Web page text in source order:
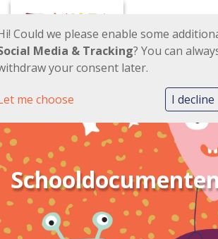
Could we please enable some
Media & Tracking? You can
your consent later.
me choose I decline